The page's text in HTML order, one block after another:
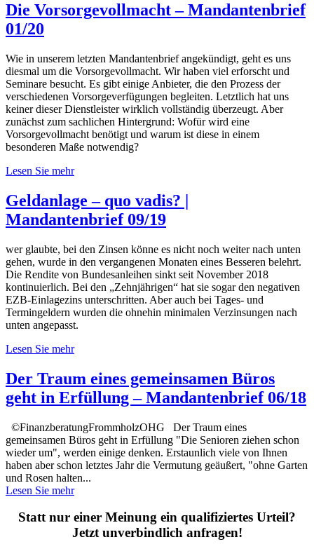
Die Vorsorgevollmacht – Mandantenbrief
01/20
Wie in unserem letzten Mandantenbrief angekündigt, geht es uns
diesmal um die Vorsorgevollmacht. Wir haben viel erforscht und
Seminare besucht. Es gibt einige Anbieter, die den Prozess der
verschiedenen Vorsorgeverfügungen begleiten. Letztlich hat uns
keiner dieser Dienstleister wirklich vollständig überzeugt. Aber
zunächst zum sachlichen Hintergrund: Wofür wird eine
Vorsorgevollmacht benötigt und warum ist diese in einem
besonderen Maße notwendig?
Lesen Sie mehr
Geldanlage – quo vadis? |
Mandantenbrief 09/19
wer glaubte, bei den Zinsen könne es nicht noch weiter nach unten
gehen, wurde in den vergangenen Monaten eines Besseren belehrt.
Die Rendite von Bundesanleihen sinkt seit November 2018
kontinuierlich. Bei den „Zehnjährigen“ hat sie sogar den negativen
EZB-Einlagezins unterschritten. Aber auch bei Tages- und
Termingeldern wurden die ohnehin minimalen Verzinsungen nach
unten angepasst.
Lesen Sie mehr
Der Traum eines gemeinsamen Büros
geht in Erfüllung – Mandantenbrief 06/18
©FinanzberatungFrommholzOHG Der Traum eines
gemeinsamen Büros geht in Erfüllung "Die Senioren ziehen schon
wieder um", werden einige denken. Erstaunlich viele von Ihnen
haben aber schon letztes Jahr die Vermutung geäußert, "ohne Garten
und Rosen halten...
Lesen Sie mehr
Statt nur einer Meinung ein qualifiziertes Urteil?
Jetzt unverbindlich anfragen!